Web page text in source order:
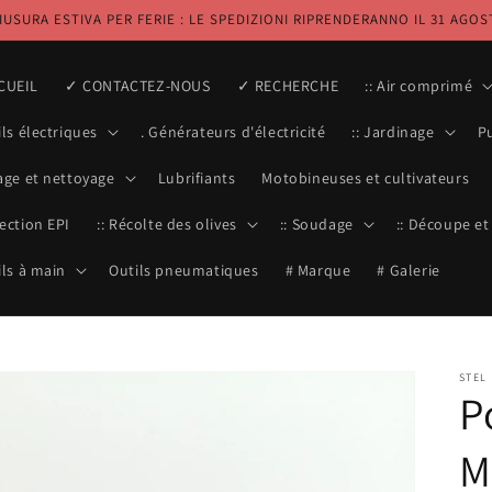
ESTIVA PER FERIE : LE SPEDIZIONI RIPRENDERANNO IL 31
✓ CONTACTEZ-NOUS ✓ RECHERCHE :: Air comprimé
électriques . Générateurs d'électricité :: Jardinage
et nettoyage Lubrifiants Motobineuses et cultivateurs
EPI :: Récolte des olives :: Soudage :: Découpe
à main Outils pneumatiques # Marque # Galerie
STEL